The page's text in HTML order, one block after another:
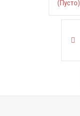
(пусто)